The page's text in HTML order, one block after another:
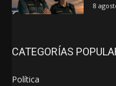
8
CATEGORÍAS
Política